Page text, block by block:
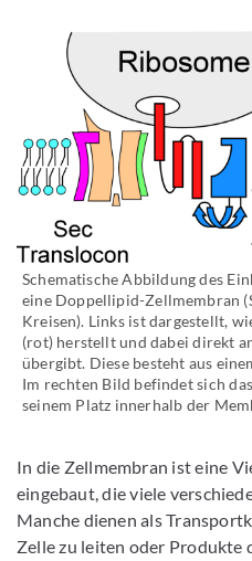
Schematische Abbildung des
eine Doppellipid-Zellmembran
Kreisen). Links ist dargestellt,
(rot) herstellt und dabei direkt
übergibt. Diese besteht aus
Im rechten Bild befindet sich
seinem Platz innerhalb der
In die Zellmembran ist eine
eingebaut, die viele
Manche dienen als
Zelle zu leiten oder Produkte